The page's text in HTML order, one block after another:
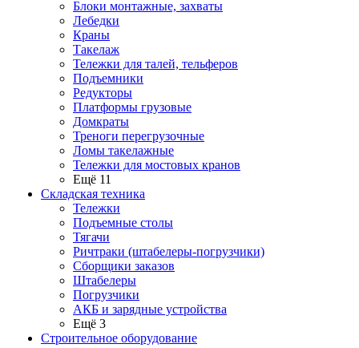
Блоки монтажные, захваты
Лебедки
Краны
Такелаж
Тележки для талей, тельферов
Подъемники
Редукторы
Платформы грузовые
Домкраты
Треноги перегрузочные
Ломы такелажные
Тележки для мостовых кранов
Ещё 11
Складская техника
Тележки
Подъемные столы
Тягачи
Ричтраки (штабелеры-погрузчики)
Сборщики заказов
Штабелеры
Погрузчики
АКБ и зарядные устройства
Ещё 3
Строительное оборудование